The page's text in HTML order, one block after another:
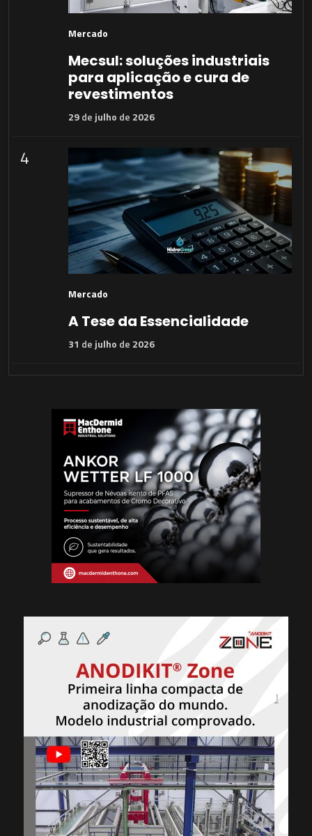
Mercado
Mecsul: soluções industriais
para aplicação e cura de
revestimentos
29de julho de 2026
4
Mercado
A Tese da Essencialidade
31 de julho de 2026